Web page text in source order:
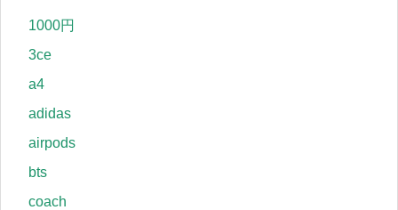
1000円
3ce
a4
adidas
airpods
bts
coach